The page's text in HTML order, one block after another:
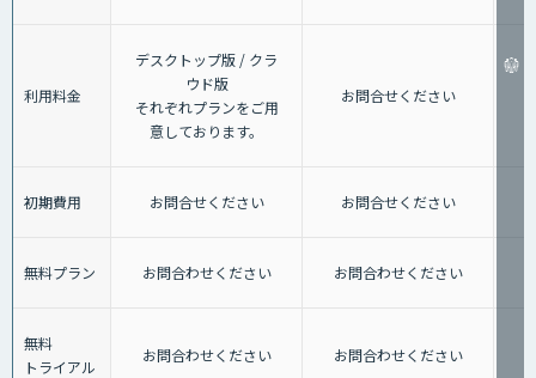
利用料金
デスクトップ版 / クラ
ウド版
それぞれプランをご用
意しております。
お問合せください
初期費用 お問合せください お問合せください
無料プラン お問合わせください お問合わせください
無料
トライアル
お問合わせください お問合わせください